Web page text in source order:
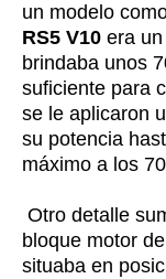
un modelo
RS5 V10 era
brindaba unos
suficiente para
se le aplicaron
su potencia
máximo a los
Otro detalle
bloque motor
situaba en